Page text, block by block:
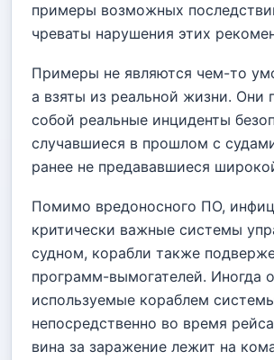
примеры возможных
чреваты нарушения этих
Примеры не являются чем-то
а взяты из реальной жизни. Они
собой реальные инциденты
случавшиеся в прошлом с
ранее не предававшиеся
Помимо вредоносного ПО,
критически важные системы
судном, корабли также
программ-вымогателей. Иногда
используемые кораблем
непосредственно во время
вина за заражение лежит на